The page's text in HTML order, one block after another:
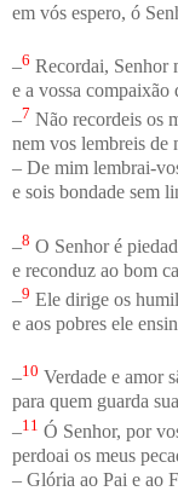
em vós espero, ó
–6 Recordai, Senhor
e a vossa compaixão
–7 Não recordeis os
nem vos lembreis de
– De mim lembrai-
e sois bondade sem
–8 O Senhor é
e reconduz ao bom
–9 Ele dirige os
e aos pobres ele
–10 Verdade e amor
para quem guarda
–11 Ó Senhor, por
perdoai os meus
– Glória ao Pai e ao